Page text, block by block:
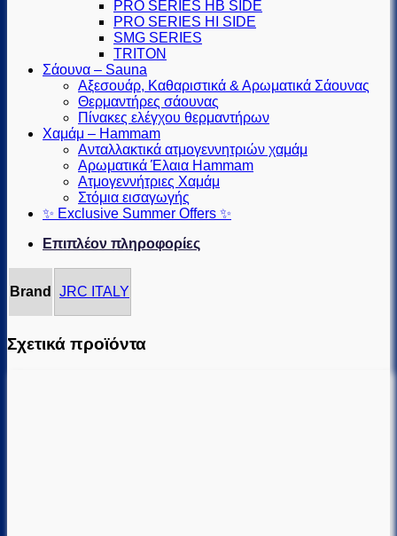
PRO SERIES HB SIDE
PRO SERIES HI SIDE
SMG SERIES
TRITON
Σάουνα – Sauna
Αξεσουάρ, Καθαριστικά & Αρωματικά Σάουνας
Θερμαντήρες σάουνας
Πίνακες ελέγχου θερμαντήρων
Χαμάμ – Hammam
Ανταλλακτικά ατμογεννητριών χαμάμ
Αρωματικά Έλαια Hammam
Ατμογεννήτριες Χαμάμ
Στόμια εισαγωγής
✨ Exclusive Summer Offers ✨
Επιπλέον πληροφορίες
Brand JRC ITALY
Σχετικά προϊόντα